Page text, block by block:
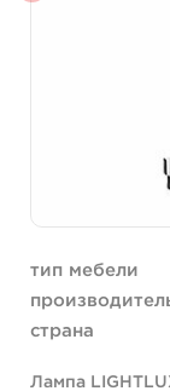
тип мебели
страна
Лампа